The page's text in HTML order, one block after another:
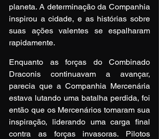
planeta. A determinação da Companhia
inspirou a cidade, e as histórias sobre
suas ações valentes se espalharam
rapidamente.
Enquanto as forças do Combinado
Draconis continuavam a avançar,
parecia que a Companhia Mercenária
estava lutando uma batalha perdida, foi
então que os Mercenários tomaram sua
inspiração, liderando uma carga final
contra as forças invasoras. Pilotos